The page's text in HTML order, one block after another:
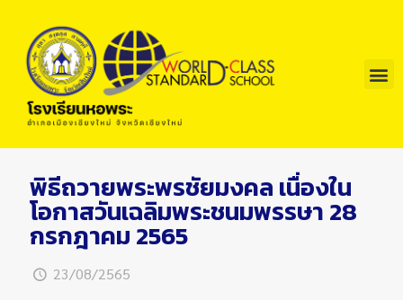
พิธีถวายพระพรชัยมงคล เนื่องใน
โอกาสวันเฉลิมพระชนมพรรษา 28
กรกฎาคม 2565
23/08/2565